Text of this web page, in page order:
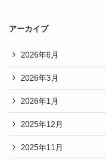
アーカイブ
2026年6月
2026年3月
2026年1月
2025年12月
2025年11月